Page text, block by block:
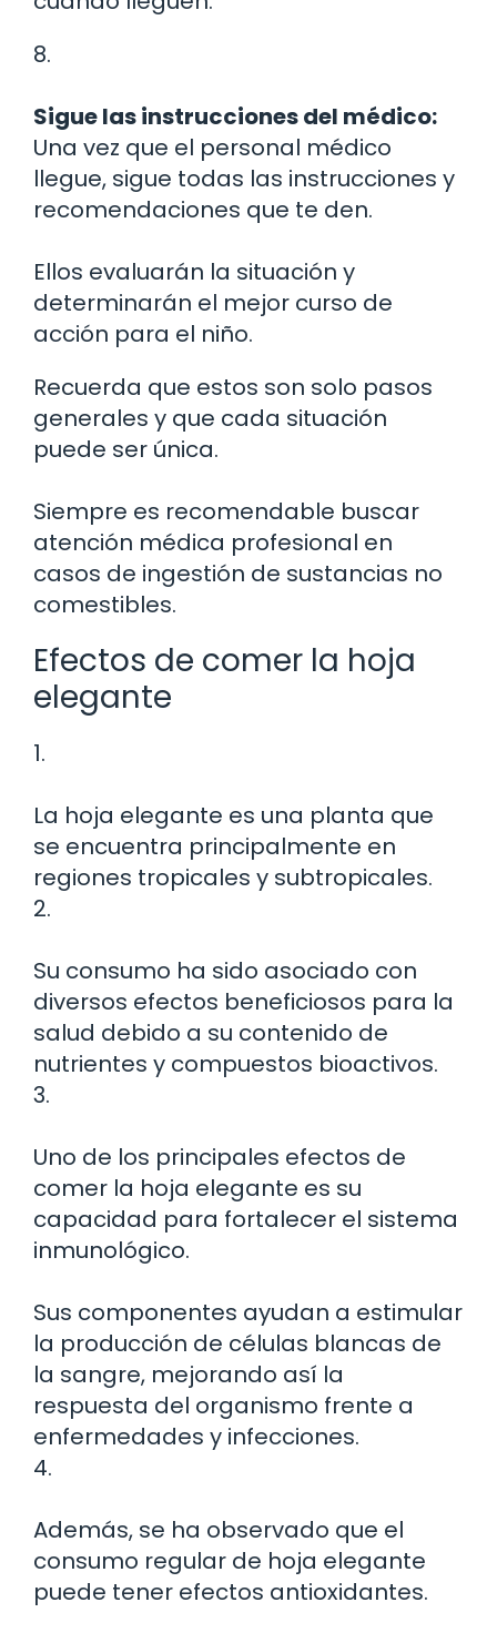
8.
Sigue las instrucciones del médico:
Una vez que el personal médico
llegue, sigue todas las instrucciones y
recomendaciones que te den.
Ellos evaluarán la situación y
determinarán el mejor curso de
acción para el niño.
Recuerda que estos son solo pasos
generales y que cada situación
puede ser única.
Siempre es recomendable buscar
atención médica profesional en
casos de ingestión de sustancias no
comestibles.
Efectos de comer la hoja
elegante
1.
La hoja elegante es una planta que
se encuentra principalmente en
regiones tropicales y subtropicales.
2.
Su consumo ha sido asociado con
diversos efectos beneficiosos para la
salud debido a su contenido de
nutrientes y compuestos bioactivos.
3.
Uno de los principales efectos de
comer la hoja elegante es su
capacidad para fortalecer el sistema
inmunológico.
Sus componentes ayudan a estimular
la producción de células blancas de
la sangre, mejorando así la
respuesta del organismo frente a
enfermedades y infecciones.
4.
Además, se ha observado que el
consumo regular de hoja elegante
puede tener efectos antioxidantes.